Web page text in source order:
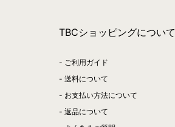
TBCショッピングについて
ご利用ガイド
送料について
お支払い方法について
返品について